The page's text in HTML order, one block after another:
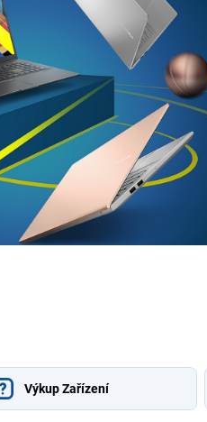
Výkup Zařízení